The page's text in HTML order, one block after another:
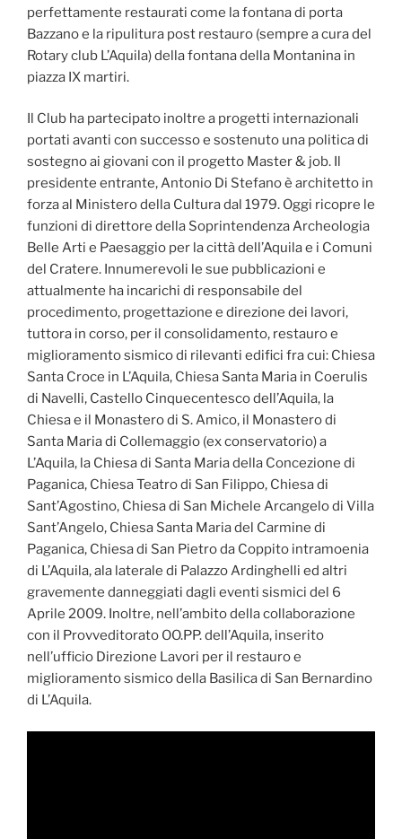
perfettamente restaurati come la fontana di porta
Bazzano e la ripulitura post restauro (sempre a cura del
Rotary club L’Aquila) della fontana della Montanina in
piazza IX martiri.
Il Club ha partecipato inoltre a progetti internazionali
portati avanti con successo e sostenuto una politica di
sostegno ai giovani con il progetto Master & job. Il
presidente entrante, Antonio Di Stefano è architetto in
forza al Ministero della Cultura dal 1979. Oggi ricopre le
funzioni di direttore della Soprintendenza Archeologia
Belle Arti e Paesaggio per la città dell’Aquila e i Comuni
del Cratere. Innumerevoli le sue pubblicazioni e
attualmente ha incarichi di responsabile del
procedimento, progettazione e direzione dei lavori,
tuttora in corso, per il consolidamento, restauro e
miglioramento sismico di rilevanti edifici fra cui: Chiesa
Santa Croce in L’Aquila, Chiesa Santa Maria in Coerulis
di Navelli, Castello Cinquecentesco dell’Aquila, la
Chiesa e il Monastero di S. Amico, il Monastero di
Santa Maria di Collemaggio (ex conservatorio) a
L’Aquila, la Chiesa di Santa Maria della Concezione di
Paganica, Chiesa Teatro di San Filippo, Chiesa di
Sant’Agostino, Chiesa di San Michele Arcangelo di Villa
Sant’Angelo, Chiesa Santa Maria del Carmine di
Paganica, Chiesa di San Pietro da Coppito intramoenia
di L’Aquila, ala laterale di Palazzo Ardinghelli ed altri
gravemente danneggiati dagli eventi sismici del 6
Aprile 2009. Inoltre, nell’ambito della collaborazione
con il Provveditorato OO.PP. dell’Aquila, inserito
nell’ufficio Direzione Lavori per il restauro e
miglioramento sismico della Basilica di San Bernardino
di L’Aquila.